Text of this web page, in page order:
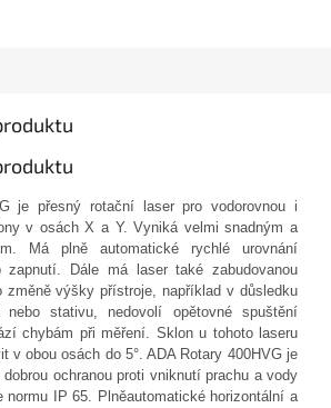
je přesný rotační laser pro vodorovnou i
v osách X a Y. Vyniká velmi snadným a
Má plně automatické rychlé urovnání
Dále má laser také zabudovanou
změně výšky přístroje, například v důsledku
nebo stativu, nedovolí opětovné spuštění
chybám při měření. Sklon u tohoto laseru
v obou osách do 5°. ADA Rotary 400HVG je
ochranou proti vniknutí prachu a vody
normu IP 65. Plněautomatické horizontální a